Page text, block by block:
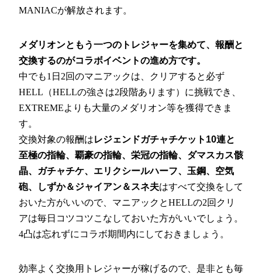
MANIACが解放されます。
メダリオンともう一つのトレジャーを集めて、報酬と
交換するのがコラボイベントの進め方です。
中でも1日2回のマニアックは、クリアすると必ず
HELL（HELLの強さは2段階あります）に挑戦でき、
EXTREMEよりも大量のメダリオン等を獲得できま
す。
交換対象の報酬はレジェンドガチャチケット10連と
至極の指輪、覇豪の指輪、栄冠の指輪、ダマスカス骸
晶、ガチャチケ、エリクシールハーフ、玉鋼、空気
砲、しずか＆ジャイアン＆スネ夫はすべて交換をして
おいた方がいいので、マニアックとHELLの2回クリ
アは毎日コツコツこなしておいた方がいいでしょう。
4凸は忘れずにコラボ期間内にしておきましょう。
効率よく交換用トレジャーが稼げるので、是非とも毎